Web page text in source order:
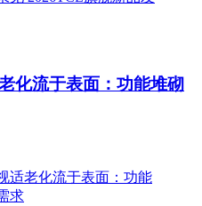
化流于表面：功能堆砌